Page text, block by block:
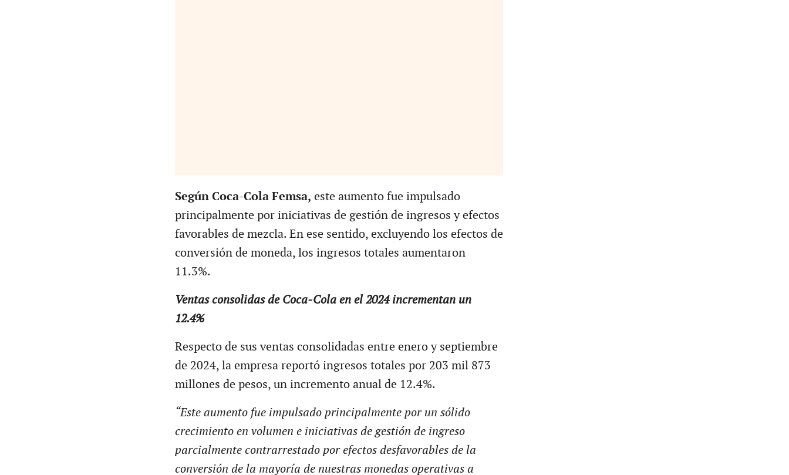
Según Coca-Cola Femsa, este aumento fue impulsado
principalmente por iniciativas de gestión de ingresos y efectos
favorables de mezcla. En ese sentido, excluyendo los efectos de
conversión de moneda, los ingresos totales aumentaron
11.3%.
Ventas consolidas de Coca-Cola en el 2024 incrementan un
12.4%
Respecto de sus ventas consolidadas entre enero y septiembre
de 2024, la empresa reportó ingresos totales por 203 mil 873
millones de pesos, un incremento anual de 12.4%.
“Este aumento fue impulsado principalmente por un sólido
crecimiento en volumen e iniciativas de gestión de ingreso
parcialmente contrarrestado por efectos desfavorables de la
conversión de la mayoría de nuestras monedas operativas a